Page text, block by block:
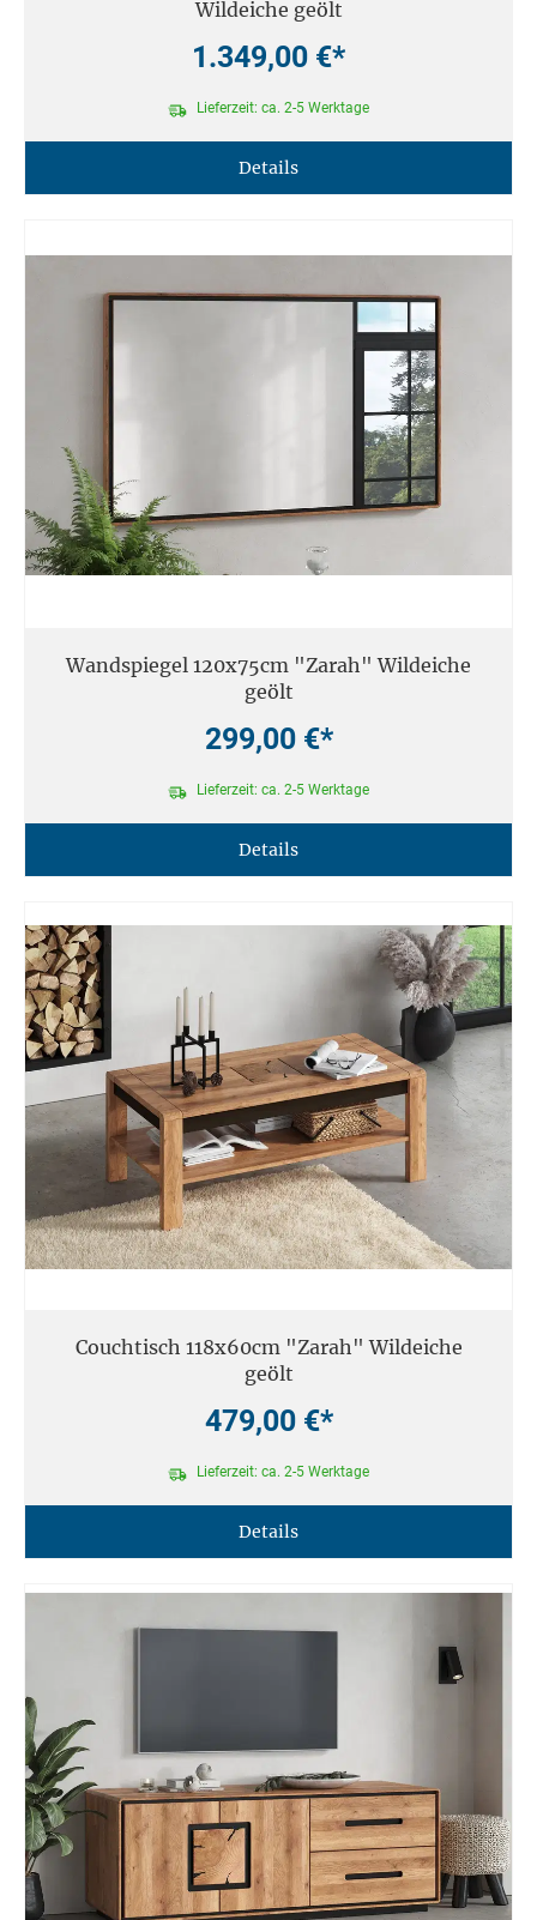
Wildeiche geölt
1.349,00 €*
Lieferzeit: ca. 2-5 Werktage
Details
Wandspiegel 120x75cm "Zarah" Wildeiche
geölt
299,00 €*
Lieferzeit: ca. 2-5 Werktage
Details
Couchtisch 118x60cm "Zarah" Wildeiche
geölt
479,00 €*
Lieferzeit: ca. 2-5 Werktage
Details